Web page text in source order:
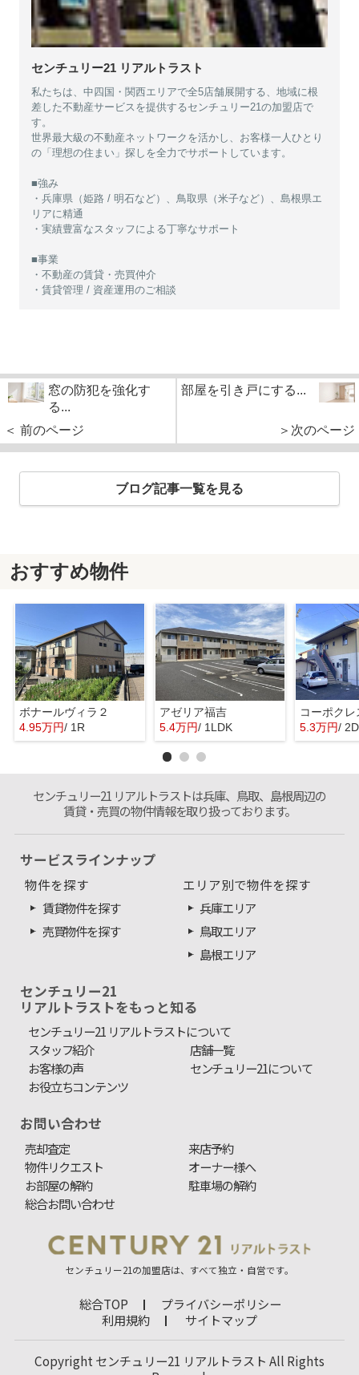
センチュリー21 リアルトラスト
私たちは、中四国・関西エリアで全5店舗展開する、地域に根
差した不動産サービスを提供するセンチュリー21の加盟店で
す。
世界最大級の不動産ネットワークを活かし、お客様一人ひとり
の「理想の住まい」探しを全力でサポートしています。
■強み
・兵庫県（姫路 / 明石など）、鳥取県（米子など）、島根県エ
リアに精通
・実績豊富なスタッフによる丁寧なサポート
■事業
・不動産の賃貸・売買仲介
・賃貸管理 / 資産運用のご相談
窓の防犯を強化す
る...
＜ 前のページ
部屋を引き戸にする...
＞次のページ
ブログ記事一覧を見る
おすすめ物件
ボナールヴィラ２
4.95万円/ 1R
アゼリア福吉
5.4万円/ 1LDK
コーポクレ
5.3万円/
センチュリー21 リアルトラストは兵庫、鳥取、島根周辺の
賃貸・売買の物件情報を取り扱っております。
サービスラインナップ
物件を探す
賃貸物件を探す
売買物件を探す
エリア別で物件を探す
兵庫エリア
鳥取エリア
島根エリア
センチュリー21
リアルトラストをもっと知る
センチュリー21 リアルトラストについて
スタッフ紹介
店舗一覧
お客様の声
センチュリー21について
お役立ちコンテンツ
お問い合わせ
売却査定
来店予約
物件リクエスト
オーナー様へ
お部屋の解約
駐車場の解約
総合お問い合わせ
センチュリー21の加盟店は、すべて独立・自営です。
総合TOP
プライバシーポリシー
利用規約
サイトマップ
Copyright センチュリー21 リアルトラスト All Rights